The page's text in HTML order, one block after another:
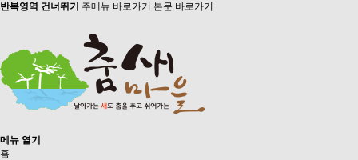
반복영역 건너뛰기 주메뉴 바로가기 본문 바로가기
메뉴 열기
홈